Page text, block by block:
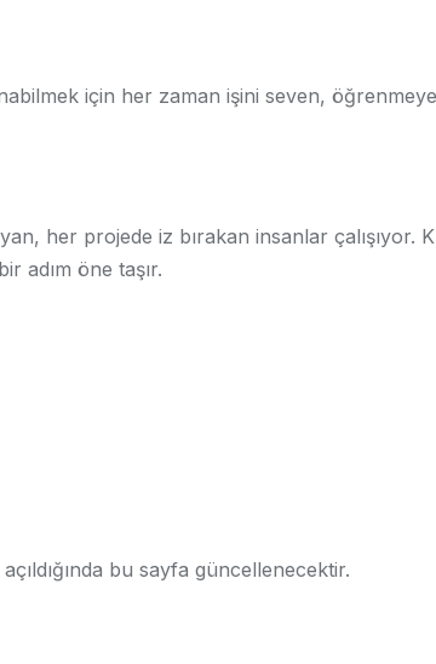
için her zaman işini seven,
her projede iz bırakan insanlar çalışıyor.
adım öne taşır.
bu sayfa güncellenecektir.